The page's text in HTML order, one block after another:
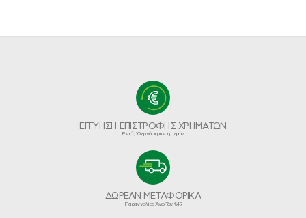
ΕΓΓΥΗΣΗ ΕΠΙΣΤΡΟΦΗΣ ΧΡΗΜΑΤΩΝ
Εντός 10 εργάσιμων ημερών
ΔΩΡΕΑΝ ΜΕΤΑΦΟΡΙΚΑ
Παραγγελίες Άνω Των €49